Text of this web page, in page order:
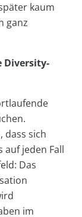
kaum
ganz
Diversity-
dass sich
auf jeden Fall
Das
im